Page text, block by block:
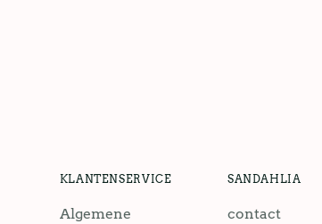
KLANTENSERVICE
Algemene
SANDAHLIA
contact